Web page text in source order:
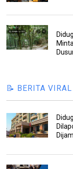
📝 BERITA VIRAL